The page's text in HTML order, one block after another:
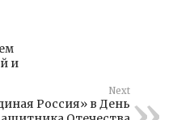
и
Next
Россия» в День